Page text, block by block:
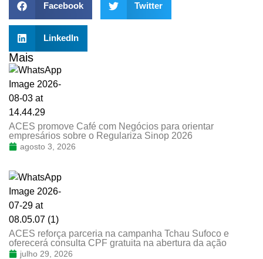
Facebook Twitter
LinkedIn
Mais
ACES promove Café com Negócios para orientar
empresários sobre o Regulariza Sinop 2026
agosto 3, 2026
ACES reforça parceria na campanha Tchau Sufoco e
oferecerá consulta CPF gratuita na abertura da ação
julho 29, 2026